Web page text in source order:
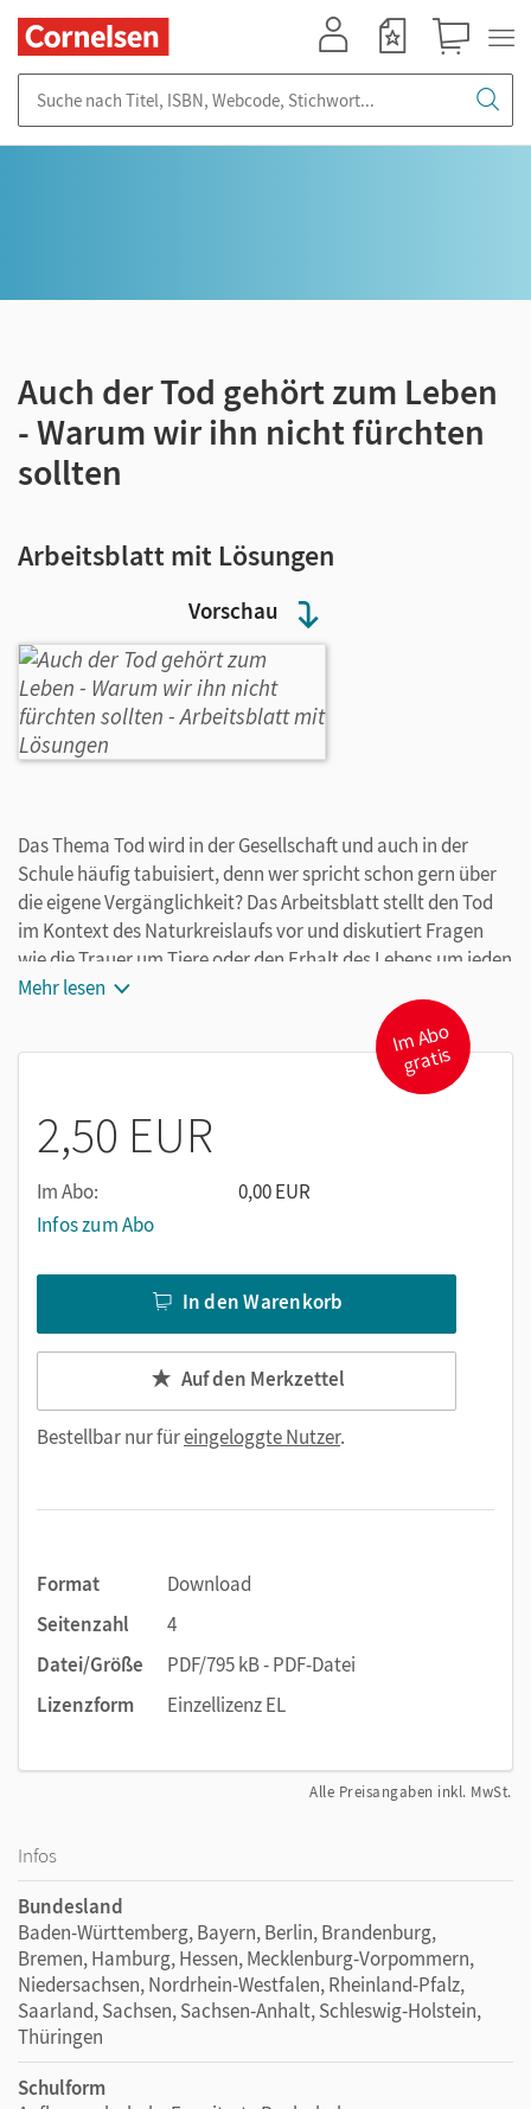
Vorschau
Auch der Tod gehört zum Leben
- Warum wir ihn nicht fürchten
sollten
Arbeitsblatt mit Lösungen
Das Thema Tod wird in der Gesellschaft und auch in der
Schule häufig tabuisiert, denn wer spricht schon gern über
die eigene Vergänglichkeit? Das Arbeitsblatt stellt den Tod
im Kontext des Naturkreislaufs vor und diskutiert Fragen
wie die Trauer um Tiere oder den Erhalt des Lebens um jeden
Preis durch die Apparatemedizin.
Mehr lesen
I
m
A
b
o
gr
atis
2,50 EUR
Im Abo:
0,00 EUR
Infos zum Abo
In den Warenkorb
Auf den Merkzettel
Bestellbar nur füreingeloggte Nutzer.
Format
Download
Seitenzahl
4
Datei/Größe
PDF/795 kB - PDF-Datei
Lizenzform
Einzellizenz EL
Alle Preisangaben inkl. MwSt.
Infos
Bundesland
Baden-Württemberg, Bayern, Berlin, Brandenburg,
Bremen, Hamburg, Hessen, Mecklenburg-Vorpommern,
Niedersachsen, Nordrhein-Westfalen, Rheinland-Pfalz,
Saarland, Sachsen, Sachsen-Anhalt, Schleswig-Holstein,
Thüringen
Schulform